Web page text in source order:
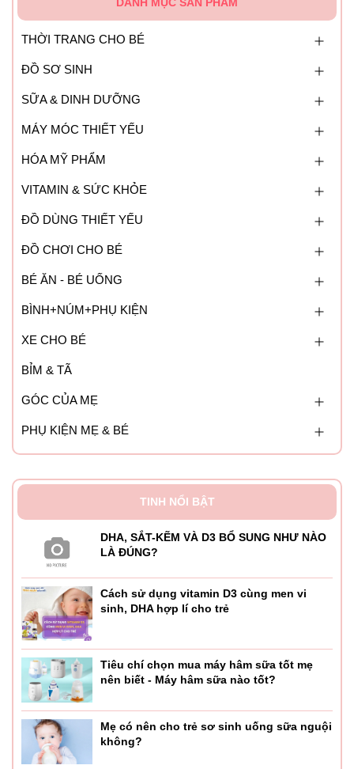
THỜI TRANG CHO BÉ
ĐỒ SƠ SINH
SỮA & DINH DƯỠNG
MÁY MÓC THIẾT YẾU
HÓA MỸ PHẨM
VITAMIN & SỨC KHỎE
ĐỒ DÙNG THIẾT YẾU
ĐỒ CHƠI CHO BÉ
BÉ ĂN - BÉ UỐNG
BÌNH+NÚM+PHỤ KIỆN
XE CHO BÉ
BỈM & TÃ
GÓC CỦA MẸ
PHỤ KIỆN MẸ & BÉ
TINH NỔI BẬT
DHA, SẮT-KẼM VÀ D3 BỔ SUNG NHƯ NÀO
LÀ ĐÚNG?
Cách sử dụng vitamin D3 cùng men vi
sinh, DHA hợp lí cho trẻ
Tiêu chí chọn mua máy hâm sữa tốt mẹ
nên biết - Máy hâm sữa nào tốt?
Mẹ có nên cho trẻ sơ sinh uống sữa nguội
không?